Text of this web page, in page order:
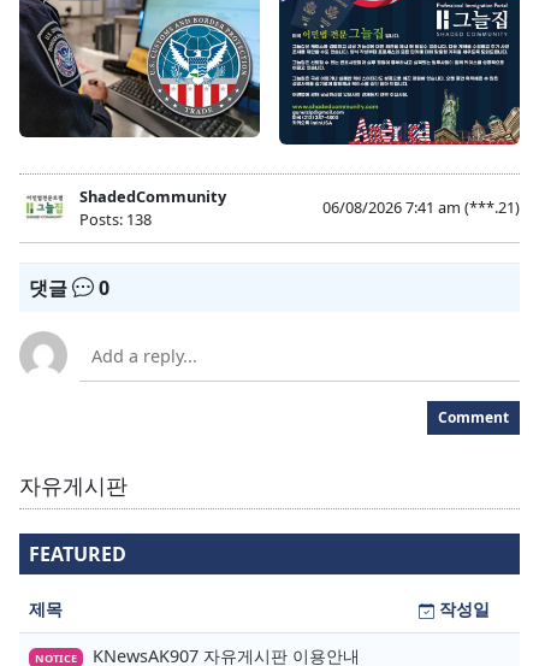
ShadedCommunity
Posts: 138
06/08/2026 7:41 am (***.21)
댓글 0
Comment
자유게시판
FEATURED
제목 작성일
NOTICE KNewsAK907 자유게시판 이용안내